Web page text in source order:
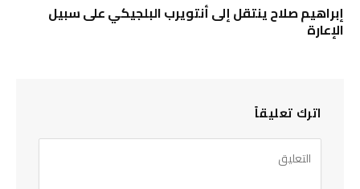
إبراهيم صلاح ينتقل إلى أنتويرب البلجيكي على سبيل
الإعارة
اترك تعليقاً